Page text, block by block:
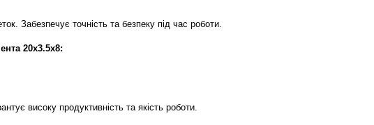
Забезпечує точність та безпеку під час роботи.
20x3.5x8:
високу продуктивність та якість роботи.